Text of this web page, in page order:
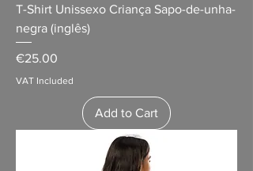
T-Shirt Unissexo Criança Sapo-de-unha-
negra (inglês)
Price
€25.00
VAT Included
Add to Cart